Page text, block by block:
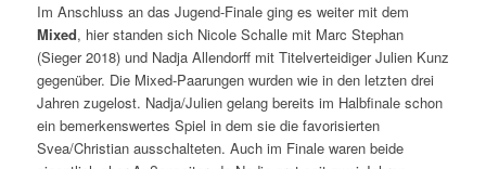
Im Anschluss an das Jugend-Finale ging es weiter mit dem
Mixed, hier standen sich Nicole Schalle mit Marc Stephan
(Sieger 2018) und Nadja Allendorff mit Titelverteidiger Julien Kunz
gegenüber. Die Mixed-Paarungen wurden wie in den letzten drei
Jahren zugelost. Nadja/Julien gelang bereits im Halbfinale schon
ein bemerkenswertes Spiel in dem sie die favorisierten
Svea/Christian ausschalteten. Auch im Finale waren beide